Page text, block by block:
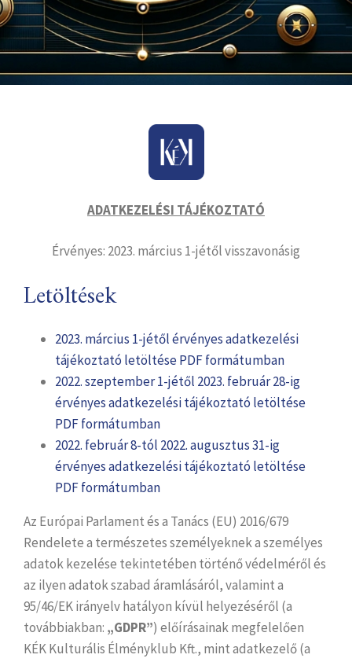
ADATKEZELÉSI TÁJÉKOZTATÓ
Érvényes: 2023. március 1-jétől visszavonásig
Letöltések
2023. március 1-jétől érvényes adatkezelési
tájékoztató letöltése PDF formátumban
2022. szeptember 1-jétől 2023. február 28-ig
érvényes adatkezelési tájékoztató letöltése
PDF formátumban
2022. február 8-tól 2022. augusztus 31-ig
érvényes adatkezelési tájékoztató letöltése
PDF formátumban
Az Európai Parlament és a Tanács (EU) 2016/679
Rendelete a természetes személyeknek a személyes
adatok kezelése tekintetében történő védelméről és
az ilyen adatok szabad áramlásáról, valamint a
95/46/EK irányelv hatályon kívül helyezéséről (a
továbbiakban: „GDPR”) előírásainak megfelelően
KÉK Kulturális Élményklub Kft., mint adatkezelő (a